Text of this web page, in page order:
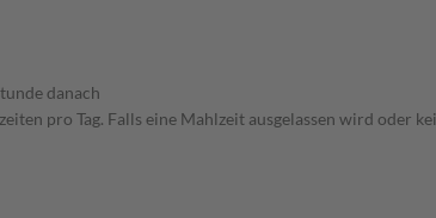
danach
pro Tag. Falls eine Mahlzeit ausgelassen wird oder